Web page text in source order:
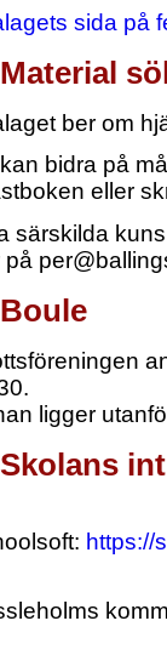
sida på
Material
ber om
bidra på
eller
särskilda
på
Boule
ligger
Skolans
https://